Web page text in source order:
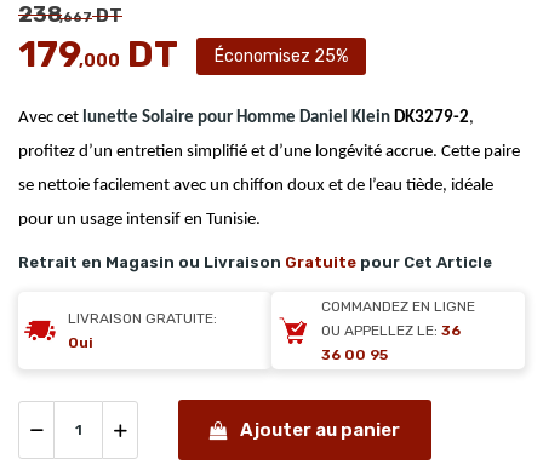
238,667DT
179,000 DT Économisez 25%
Avec cet lunette Solaire pour Homme Daniel Klein DK3279-2,
profitez d’un entretien simplifié et d’une longévité accrue. Cette paire
se nettoie facilement avec un chiffon doux et de l’eau tiède, idéale
pour un usage intensif en Tunisie.
Retrait en Magasin ou Livraison Gratuite pour Cet Article
LIVRAISON GRATUITE:
Oui
COMMANDEZ EN LIGNE
OU APPELLEZ LE: 36
36 00 95
Ajouter au panier